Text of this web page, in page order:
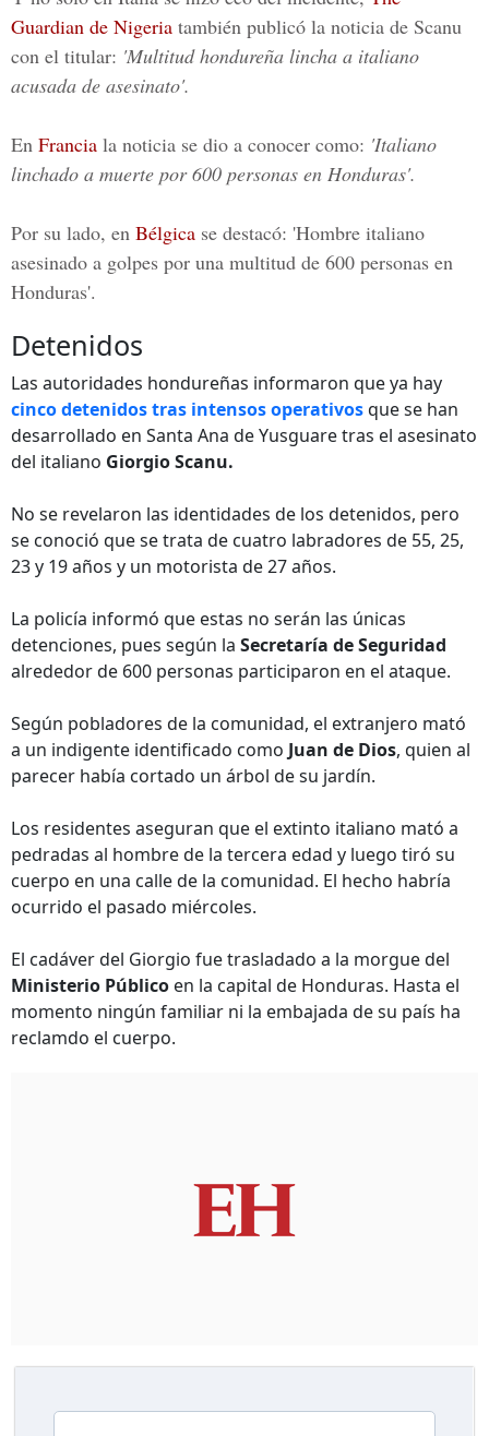
Guardian de Nigeria también publicó la noticia de Scanu
con el titular: 'Multitud hondureña lincha a italiano
acusada de asesinato'.
En Francia la noticia se dio a conocer como: 'Italiano
linchado a muerte por 600 personas en Honduras'.
Por su lado, en Bélgica se destacó: 'Hombre italiano
asesinado a golpes por una multitud de 600 personas en
Honduras'.
Detenidos
Las autoridades hondureñas informaron que ya hay
cinco detenidos tras intensos operativosque se han
desarrollado en Santa Ana de Yusguare tras el asesinato
del italiano Giorgio Scanu.
No se revelaron las identidades de los detenidos, pero
se conoció que se trata de cuatro labradores de 55, 25,
23 y 19 años y un motorista de 27 años.
La policía informó que estas no serán las únicas
detenciones, pues según la Secretaría de Seguridad
alrededor de 600 personas participaron en el ataque.
Según pobladores de la comunidad, el extranjero mató
a un indigente identificado como Juan de Dios, quien al
parecer había cortado un árbol de su jardín.
Los residentes aseguran que el extinto italiano mató a
pedradas al hombre de la tercera edad y luego tiró su
cuerpo en una calle de la comunidad. El hecho habría
ocurrido el pasado miércoles.
El cadáver del Giorgio fue trasladado a la morgue del
Ministerio Público en la capital de Honduras. Hasta el
momento ningún familiar ni la embajada de su país ha
reclamdo el cuerpo.